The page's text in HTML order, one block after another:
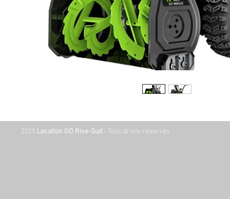
2025 Location GO Rive-Sud - Tous droits réservés